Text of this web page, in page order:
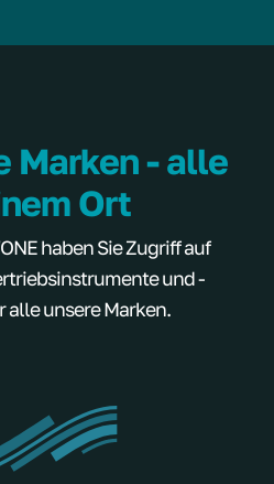
Marken - alle
Ort
haben Sie Zugriff auf
und -
alle unsere Marken.